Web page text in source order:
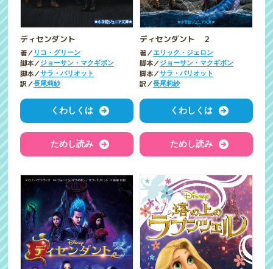
ディセンダント
著／ リコ・グリーン
脚本／ジョーサン・マクギボン
脚本／サラ・パリオット
訳／長尾莉紗
くわしくは
ためし読み
ディセンダント ２
著／エリック・ジェロン
脚本／ジョーサン・マクギボン
脚本／サラ・パリオット
訳／長尾莉紗
くわしくは
ためし読み